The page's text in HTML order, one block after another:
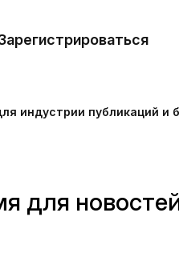
индустрии публикаций и